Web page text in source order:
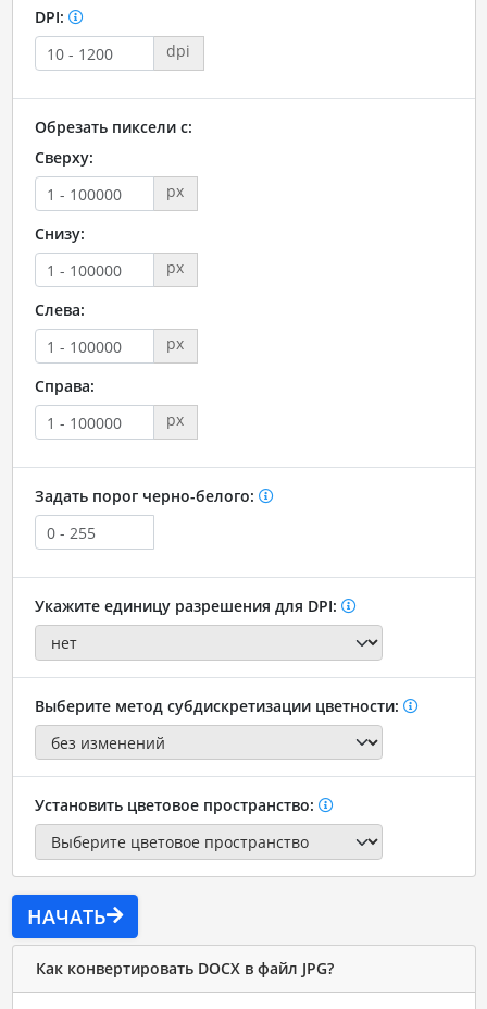
DPI:
dpi
Обрезать пиксели с:
Сверху:
px
Снизу:
px
Слева:
px
Справа:
px
Задать порог черно-белого:
Укажите единицу разрешения для DPI:
Выберите метод субдискретизации цветности:
Установить цветовое пространство:
НАЧАТЬ
Как конвертировать DOCX в файл JPG?